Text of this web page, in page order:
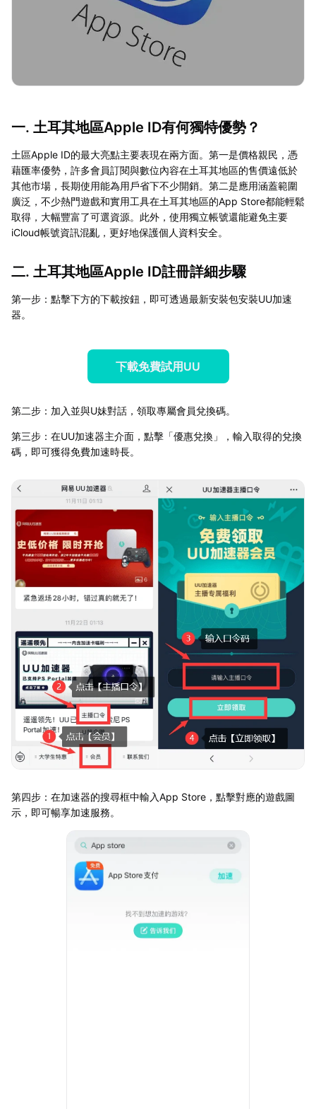
一. 土耳其地區Apple ID有何獨特優勢？
土區Apple ID的最大亮點主要表現在兩方面。第一是價格親民，憑
藉匯率優勢，許多會員訂閱與數位內容在土耳其地區的售價遠低於
其他市場，長期使用能為用戶省下不少開銷。第二是應用涵蓋範圍
廣泛，不少熱門遊戲和實用工具在土耳其地區的App Store都能輕鬆
取得，大幅豐富了可選資源。此外，使用獨立帳號還能避免主要
iCloud帳號資訊混亂，更好地保護個人資料安全。
二. 土耳其地區Apple ID註冊詳細步驟
第一步：點擊下方的下載按鈕，即可透過最新安裝包安裝UU加速
器。
下載免費試用UU
第二步：加入並與U妹對話，領取專屬會員兌換碼。
第三步：在UU加速器主介面，點擊「優惠兌換」，輸入取得的兌換
碼，即可獲得免費加速時長。
第四步：在加速器的搜尋框中輸入App Store，點擊對應的遊戲圖
示，即可暢享加速服務。